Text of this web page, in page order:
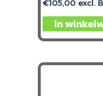
€105,00 excl.
In